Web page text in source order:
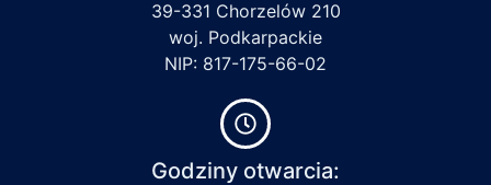
39-331 Chorzelów 210
woj. Podkarpackie
NIP: 817-175-66-02
Godziny otwarcia: